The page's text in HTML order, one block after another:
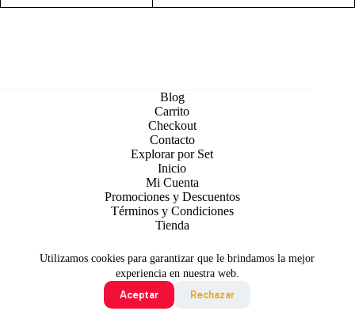
Utilizamos cookies para garantizar que le brindamos la mejor
experiencia en nuestra web.
Aceptar
Rechazar
Blog
Carrito
Checkout
Contacto
Explorar por Set
Inicio
Mi Cuenta
Promociones y Descuentos
Términos y Condiciones
Tienda
Todo contenido original es sujeto de Copyright © 2026 TCG